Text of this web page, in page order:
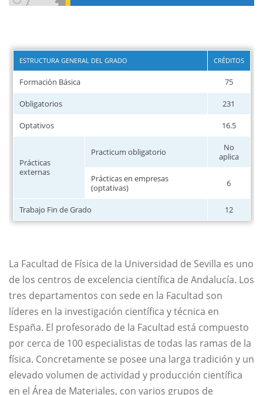
ESTRUCTURA GENERAL DEL GRADO CRÉDITOS
Formación Básica 75
Obligatorios 231
Optativos 16.5
Prácticas
externas
Practicum obligatorio
No
aplica
Prácticas en empresas
(optativas)
6
Trabajo Fin de Grado 12
La Facultad de Física de la Universidad de Sevilla es uno
de los centros de excelencia científica de Andalucía. Los
tres departamentos con sede en la Facultad son
líderes en la investigación científica y técnica en
España. El profesorado de la Facultad está compuesto
por cerca de 100 especialistas de todas las ramas de la
física. Concretamente se posee una larga tradición y un
elevado volumen de actividad y producción científica
en el Área de Materiales, con varios grupos de